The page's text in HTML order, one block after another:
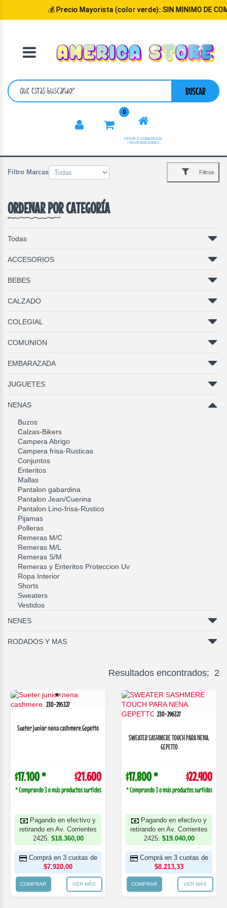
💰 Precio Mayorista (color verde): SIN MINIMO DE
BUSCAR
0
VENTA A COMERCIOS
/ REVENDEDORES
VOLVER
CATEGORIA
Filtro Marcas Filtros
ORDENAR POR CATEGORÍA
Todas
ACCESORIOS
BEBES
CALZADO
COLEGIAL
COMUNION
EMBARAZADA
JUGUETES
NENAS
Buzos
Calzas-Bikers
Campera Abrigo
Campera frisa-Rusticas
Conjuntos
Enteritos
Mallas
Pantalon gabardina
Pantalon Jean/Cuerina
Pantalon Lino-frisa-Rustico
Pijamas
Polleras
Remeras M/C
Remeras M/L
Remeras S/M
Remeras y Enteritos Proteccion Uv
Ropa Interior
Shorts
Sweaters
Vestidos
NENES
RODADOS Y MAS
Resultados encontrados: 2
230-295327
Sueter junior nena cashmere.Gepetto
$17.100 * $21.600
* Comprando 3 o más productos surtidos
Pagando en efectivo y
retirando en Av. Corrientes
2425: $18.360,00
Comprá en 3 cuotas de
$7.920,00
COMPRAR VER MÁS
230-296327
SWEATER SASHMERE TOUCH PARA NENA.
GEPETTO
$17.800 * $22.400
* Comprando 3 o más productos surtidos
Pagando en efectivo y
retirando en Av. Corrientes
2425: $19.040,00
Comprá en 3 cuotas de
$8.213,33
COMPRAR VER MÁS